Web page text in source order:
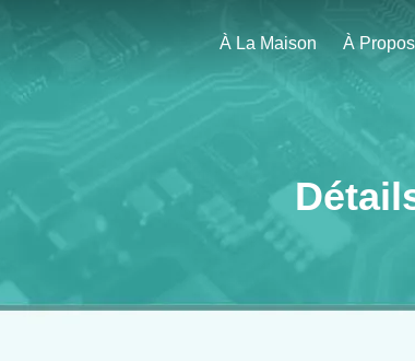
À La Maison